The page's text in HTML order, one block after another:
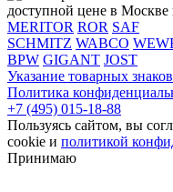
MERITOR ROR SAF
SCHMITZ WABCO
BPW GIGANT JOST
Указание товарных знаков
Политика
+7 (495) 015-18-88
Пользуясь сайтом, вы
cookie и политикой
Принимаю